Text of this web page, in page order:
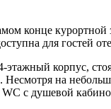
конце курортной
для гостей
этажный корпус,
на
с душевой